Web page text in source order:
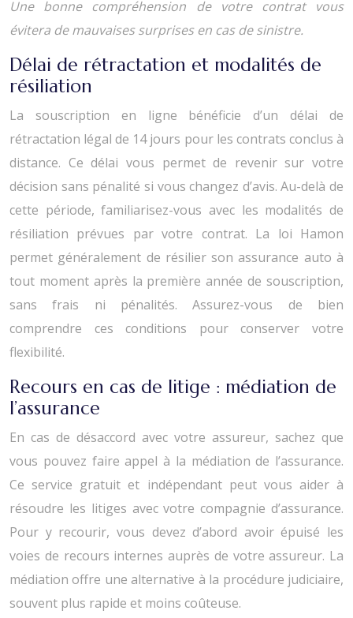
Une bonne compréhension de votre contrat vous
évitera de mauvaises surprises en cas de sinistre.
Délai de rétractation et modalités de
résiliation
La souscription en ligne bénéficie d’un délai de
rétractation légal de 14 jours pour les contrats conclus à
distance. Ce délai vous permet de revenir sur votre
décision sans pénalité si vous changez d’avis. Au-delà de
cette période, familiarisez-vous avec les modalités de
résiliation prévues par votre contrat. La loi Hamon
permet généralement de résilier son assurance auto à
tout moment après la première année de souscription,
sans frais ni pénalités. Assurez-vous de bien
comprendre ces conditions pour conserver votre
flexibilité.
Recours en cas de litige : médiation de
l’assurance
En cas de désaccord avec votre assureur, sachez que
vous pouvez faire appel à la médiation de l’assurance.
Ce service gratuit et indépendant peut vous aider à
résoudre les litiges avec votre compagnie d’assurance.
Pour y recourir, vous devez d’abord avoir épuisé les
voies de recours internes auprès de votre assureur. La
médiation offre une alternative à la procédure judiciaire,
souvent plus rapide et moins coûteuse.